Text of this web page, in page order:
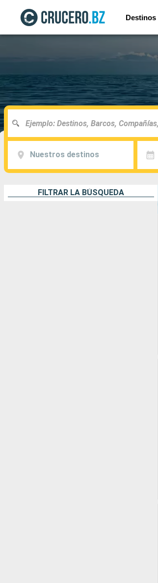
Destinos
Nuestros destinos
FILTRAR LA BÚSQUEDA